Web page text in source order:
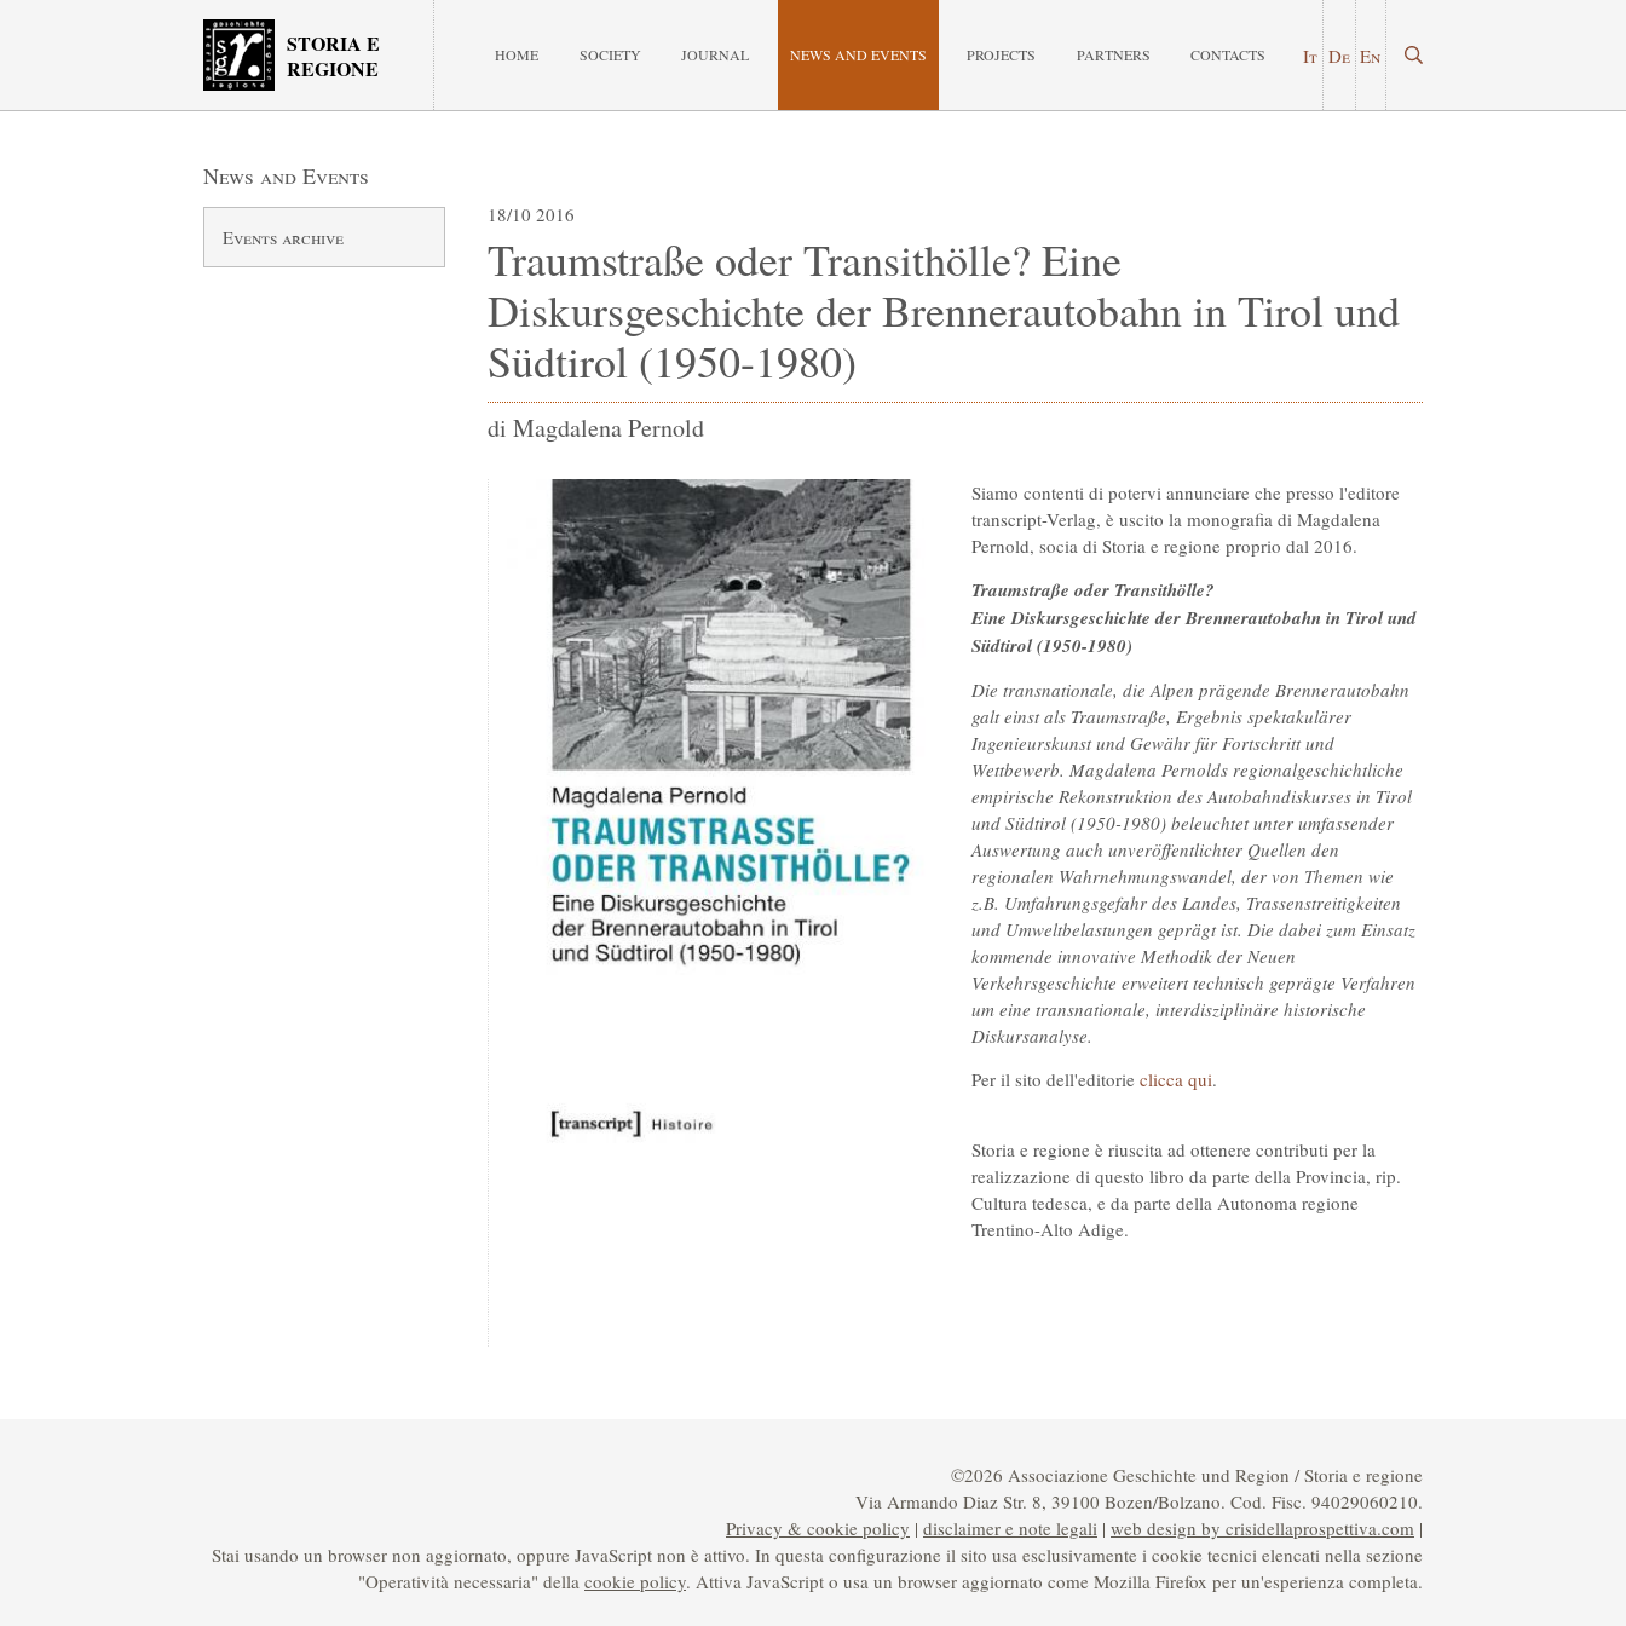
STORIA E
REGIONE
HOME SOCIETY JOURNAL NEWS AND EVENTS PROJECTS PARTNERS CONTACTS It De En
News and Events
Events archive
18/10 2016
Traumstraße oder Transithölle? Eine
Diskursgeschichte der Brennerautobahn in Tirol und
Südtirol (1950-1980)
di Magdalena Pernold
Siamo contenti di potervi annunciare che presso l'editore
transcript-Verlag, è uscito la monografia di Magdalena
Pernold, socia di Storia e regione proprio dal 2016.
Traumstraße oder Transithölle?
Eine Diskursgeschichte der Brennerautobahn in Tirol und
Südtirol (1950-1980)
Die transnationale, die Alpen prägende Brennerautobahn
galt einst als Traumstraße, Ergebnis spektakulärer
Ingenieurskunst und Gewähr für Fortschritt und
Wettbewerb. Magdalena Pernolds regionalgeschichtliche
empirische Rekonstruktion des Autobahndiskurses in Tirol
und Südtirol (1950-1980) beleuchtet unter umfassender
Auswertung auch unveröffentlichter Quellen den
regionalen Wahrnehmungswandel, der von Themen wie
z.B. Umfahrungsgefahr des Landes, Trassenstreitigkeiten
und Umweltbelastungen geprägt ist. Die dabei zum Einsatz
kommende innovative Methodik der Neuen
Verkehrsgeschichte erweitert technisch geprägte Verfahren
um eine transnationale, interdisziplinäre historische
Diskursanalyse.
Per il sito dell'editorie clicca qui.
Storia e regione è riuscita ad ottenere contributi per la
realizzazione di questo libro da parte della Provincia, rip.
Cultura tedesca, e da parte della Autonoma regione
Trentino-Alto Adige.
©2026 Associazione Geschichte und Region / Storia e regione
Via Armando Diaz Str. 8, 39100 Bozen/Bolzano. Cod. Fisc. 94029060210.
Privacy & cookie policy | disclaimer e note legali | web design by crisidellaprospettiva.com |
Stai usando un browser non aggiornato, oppure JavaScript non è attivo. In questa configurazione il sito usa esclusivamente i cookie tecnici elencati nella sezione
"Operatività necessaria" della cookie policy. Attiva JavaScript o usa un browser aggiornato come Mozilla Firefox per un'esperienza completa.